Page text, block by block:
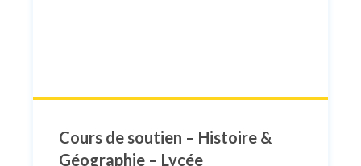
Cours de soutien – Histoire &
Géographie – Lycée